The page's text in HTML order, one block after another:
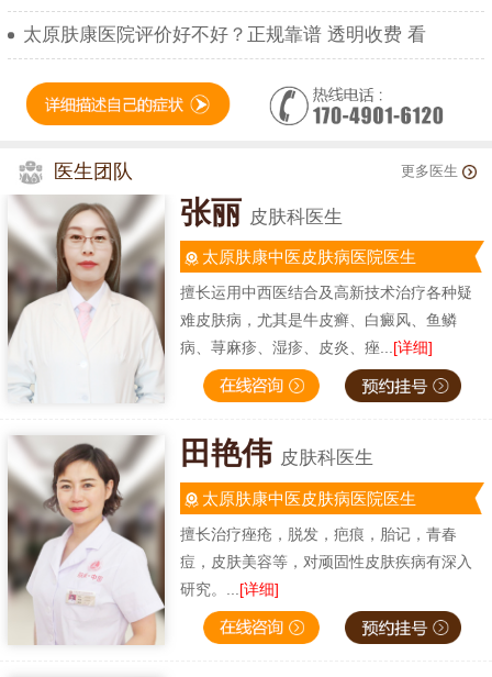
太原肤康医院评价好不好？正规靠谱 透明收费 看
医生团队 更多医生
张丽 皮肤科医生
太原肤康中医皮肤病医院医生
擅长运用中西医结合及高新技术治疗各种疑
难皮肤病，尤其是牛皮癣、白癜风、鱼鳞
病、荨麻疹、湿疹、皮炎、痤... [详细]
田艳伟 皮肤科医生
太原肤康中医皮肤病医院医生
擅长治疗痤疮，脱发，疤痕，胎记，青春
痘，皮肤美容等，对顽固性皮肤疾病有深入
研究。... [详细]